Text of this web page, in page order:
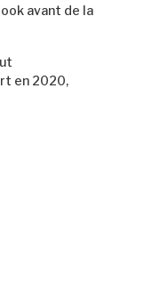
avant de la
en 2020,